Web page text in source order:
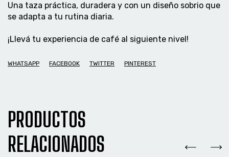
Una taza práctica, duradera y con un diseño sobrio que
se adapta a tu rutina diaria.
¡Llevá tu experiencia de café al siguiente nivel!
WHATSAPP FACEBOOK TWITTER PINTEREST
PRODUCTOS
RELACIONADOS